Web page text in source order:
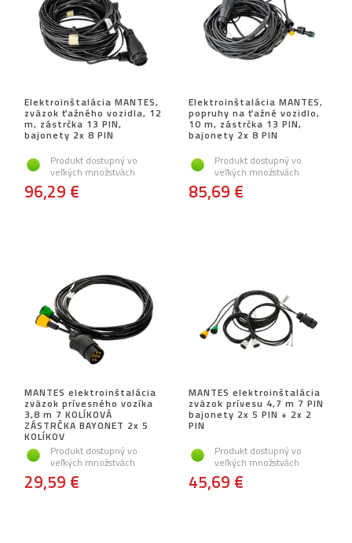
Elektroinštalácia MANTES,
zväzok ťažného vozidla, 12
m, zástrčka 13 PIN,
bajonety 2x 8 PIN
Produkt dostupný vo
veľkých množstvách
96,29 €
Elektroinštalácia MANTES,
popruhy na ťažné vozidlo,
10 m, zástrčka 13 PIN,
bajonety 2x 8 PIN
Produkt dostupný vo
veľkých množstvách
85,69 €
MANTES elektroinštalácia
zväzok prívesného vozíka
3,8 m 7 KOLÍKOVÁ
ZÁSTRČKA BAYONET 2x 5
KOLÍKOV
Produkt dostupný vo
veľkých množstvách
29,59 €
MANTES elektroinštalácia
zväzok prívesu 4,7 m 7 PIN
bajonety 2x 5 PIN + 2x 2
PIN
Produkt dostupný vo
veľkých množstvách
45,69 €